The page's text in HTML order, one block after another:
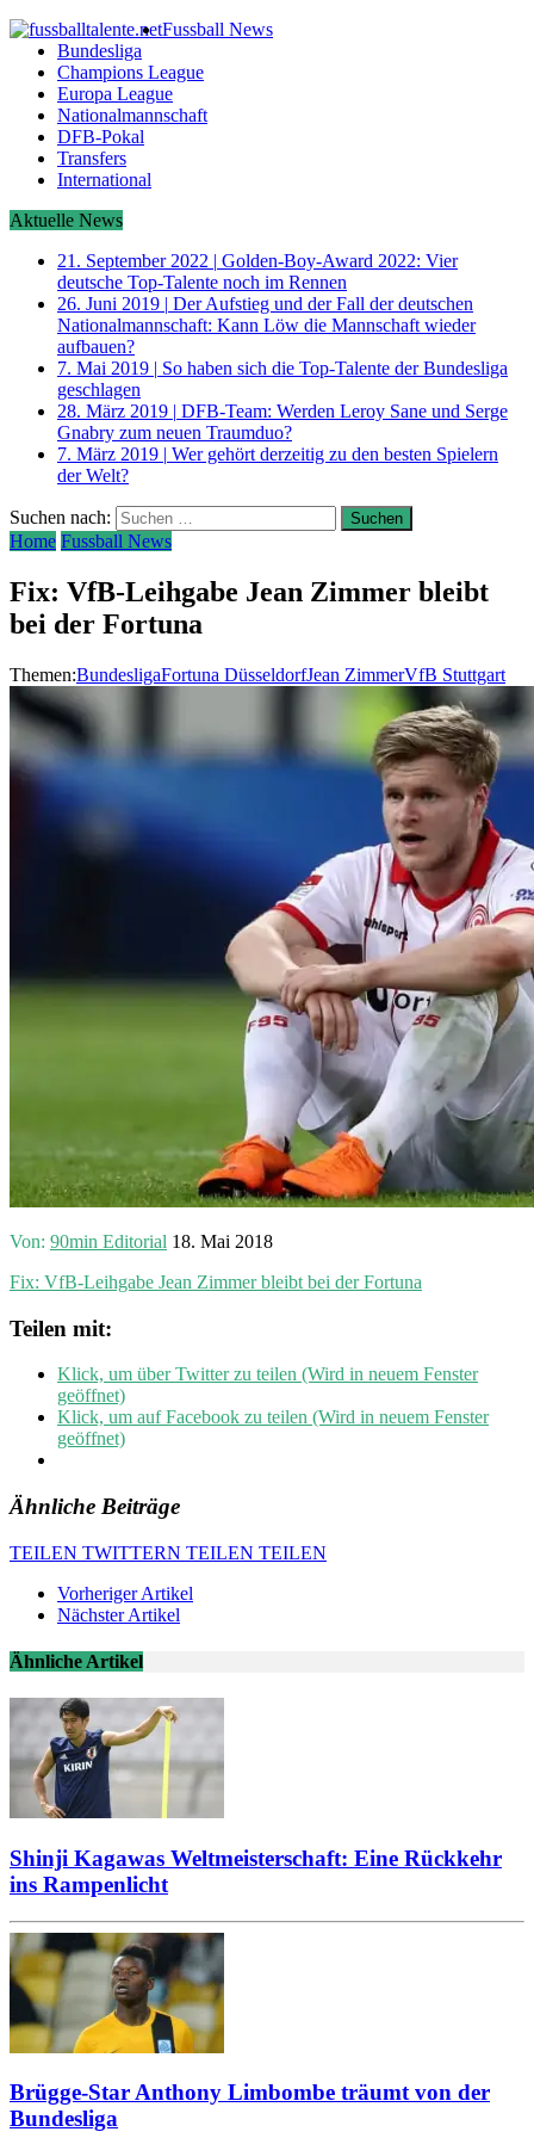
Fussball News
Bundesliga
Champions League
Europa League
Nationalmannschaft
DFB-Pokal
Transfers
International
Aktuelle News
21. September 2022 | Golden-Boy-Award 2022: Vier
deutsche Top-Talente noch im Rennen
26. Juni 2019 | Der Aufstieg und der Fall der deutschen
Nationalmannschaft: Kann Löw die Mannschaft wieder
aufbauen?
7. Mai 2019 | So haben sich die Top-Talente der Bundesliga
geschlagen
28. März 2019 | DFB-Team: Werden Leroy Sane und Serge
Gnabry zum neuen Traumduo?
7. März 2019 | Wer gehört derzeitig zu den besten Spielern
der Welt?
Suchen nach:
Home Fussball News
Fix: VfB-Leihgabe Jean Zimmer bleibt
bei der Fortuna
Themen:BundesligaFortuna DüsseldorfJean ZimmerVfB Stuttgart
Von: 90min Editorial 18. Mai 2018
Fix: VfB-Leihgabe Jean Zimmer bleibt bei der Fortuna
Teilen mit:
Klick, um über Twitter zu teilen (Wird in neuem Fenster
geöffnet)
Klick, um auf Facebook zu teilen (Wird in neuem Fenster
geöffnet)
Ähnliche Beiträge
TEILEN TWITTERN TEILEN TEILEN
Vorheriger Artikel
Nächster Artikel
Ähnliche Artikel
Shinji Kagawas Weltmeisterschaft: Eine Rückkehr
ins Rampenlicht
Brügge-Star Anthony Limbombe träumt von der
Bundesliga